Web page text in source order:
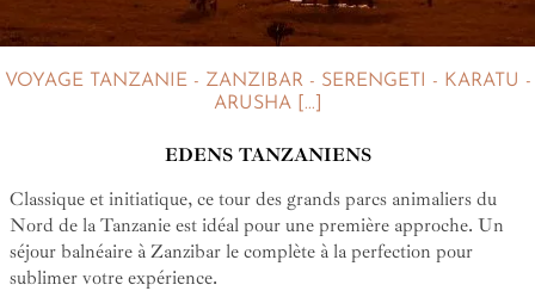
VOYAGE TANZANIE - ZANZIBAR - SERENGETI - KARATU -
ARUSHA [...]
EDENS TANZANIENS
Classique et initiatique, ce tour des grands parcs animaliers du
Nord de la Tanzanie est idéal pour une première approche. Un
séjour balnéaire à Zanzibar le complète à la perfection pour
sublimer votre expérience.